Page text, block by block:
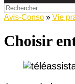
Avis-Conso » Vie
Choisir